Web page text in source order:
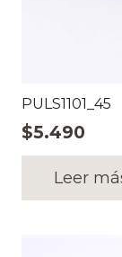
PULS1101_45
$5.490
Leer